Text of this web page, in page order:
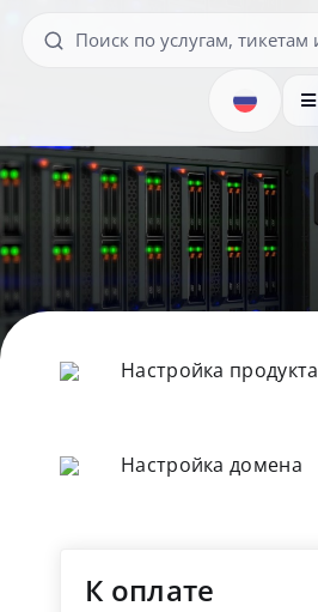
Настройка продукта
Настройка домена
К оплате